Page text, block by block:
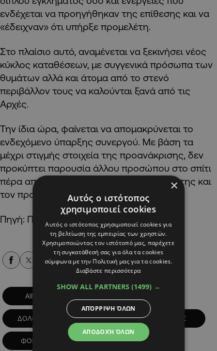
ενδέχεται να προηγήθηκαν της επίθεσης και να
«έδειχναν» ότι υπήρξε προμελέτη.
Στο πλαίσιο αυτό, αναμένεται να ξεκινήσει νέος
κύκλος καταθέσεων, με συγγενικά πρόσωπα των
θυμάτων αλλά και άτομα από το στενό
περιβάλλον τους να καλούνται ξανά από τις
Αρχές.
Την ίδια ώρα, φαίνεται να απομακρύνεται το
ενδεχόμενο ύπαρξης συνεργού. Με βάση τα
μέχρι στιγμής στοιχεία της προανάκρισης, δεν
προκύπτει παρουσία άλλου προσώπου στο σπίτι
πέρα από την 54χρονη, τον 26χρονο γιο της και
τον προφυλακισμένο 65χρονο Ιταλό.
Πηγή: Πρώτο Θέμα
Alpha Podcasts
ΑΙΓΙΟ
ΔΟΛΟΦΟΝΙΑ ΕΛΛΑΔΑ ΙΤΑΛΟΣ
ΦΟΝΟΣ
×
Αυτός ο ιστότοπος
χρησιμοποιεί cookies
Αυτός ο ιστότοπος χρησιμοποιεί cookies για
τη βελτίωση της εμπειρίας των χρηστών.
Χρησιμοποιώντας τον ιστότοπό μας, παρέχετε
τη συγκατάθεσή σας για όλα τα cookies
σύμφωνα με την Πολιτική μας για τα cookies.
Διαβάστε περισσότερα
SHOW ALL PARTNERS (1499) →
ΑΠΟΔΟΧΉ ΌΛΩΝ
ΑΠΌΡΡΙΨΗ ΌΛΩΝ